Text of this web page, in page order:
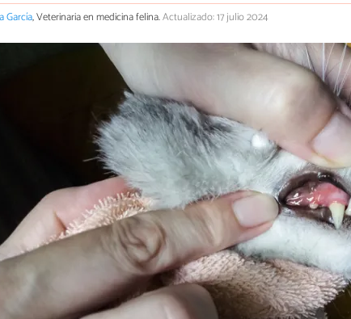
García, Veterinaria en medicina felina.Actualizado: 17 julio 2024